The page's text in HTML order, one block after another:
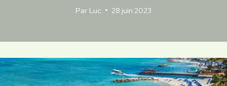
Par Luc 28 juin 2023